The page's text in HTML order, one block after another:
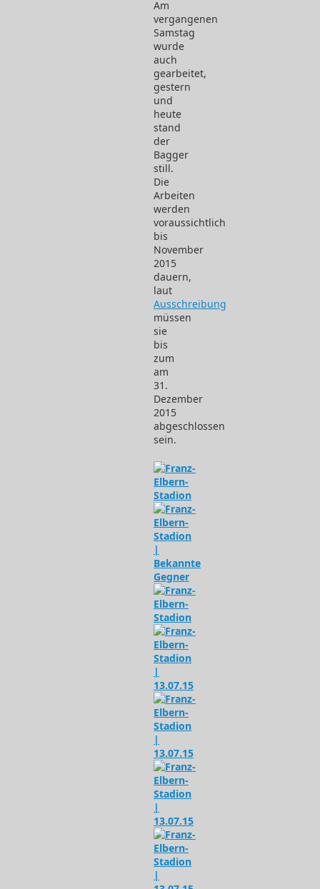
Am
vergangenen
Samstag
wurde
auch
gearbeitet,
gestern
und
heute
stand
der
Bagger
still.
Die
Arbeiten
werden
voraussichtlich
bis
November
2015
dauern,
laut
Ausschreibung
müssen
sie
bis
zum
am
31.
Dezember
2015
abgeschlossen
sein.